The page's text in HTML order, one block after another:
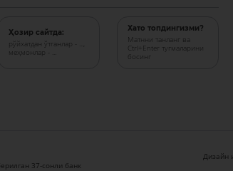
Ҳозир сайтда:
рўйхатдан ўтганлар - ...,
меҳмонлар - ...
Хато топдингизми?
Матнни танланг ва
Ctrl+Enter тугмаларини
босинг
37-сонли банк
Дизайн